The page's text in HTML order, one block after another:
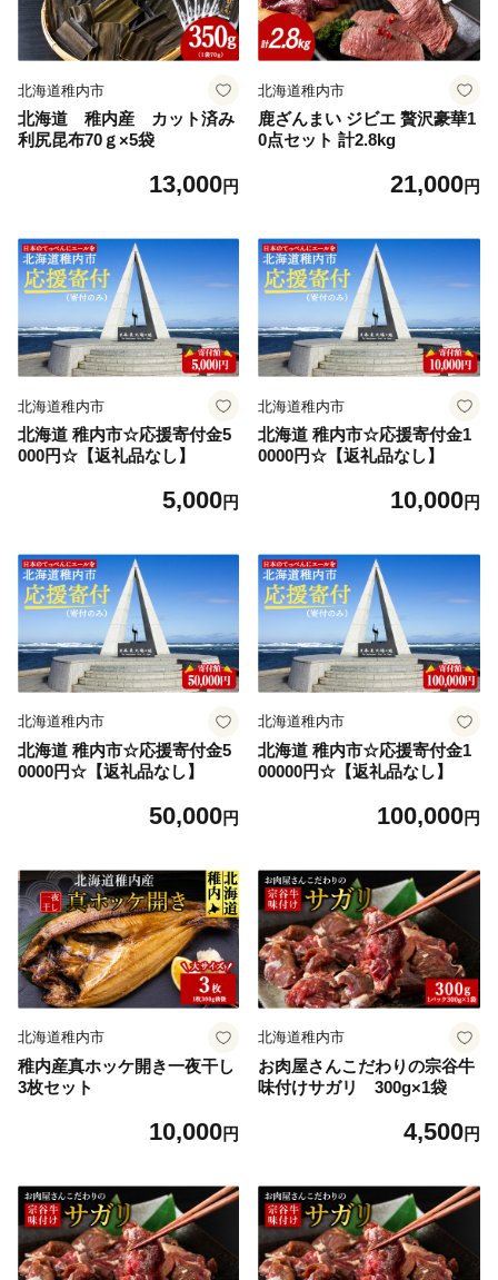
北海道稚内市
北海道 稚内産 カット済み
利尻昆布70ｇ×5袋
13,000円
北海道稚内市
鹿ざんまい ジビエ 贅沢豪華1
0点セット 計2.8kg
21,000円
北海道稚内市
北海道 稚内市☆応援寄付金5
000円☆【返礼品なし】
5,000円
北海道稚内市
北海道 稚内市☆応援寄付金1
0000円☆【返礼品なし】
10,000円
北海道稚内市
北海道 稚内市☆応援寄付金5
0000円☆【返礼品なし】
50,000円
北海道稚内市
北海道 稚内市☆応援寄付金1
00000円☆【返礼品なし】
100,000円
北海道稚内市
稚内産真ホッケ開き一夜干し
3枚セット
10,000円
北海道稚内市
お肉屋さんこだわりの宗谷牛
味付けサガリ 300g×1袋
4,500円